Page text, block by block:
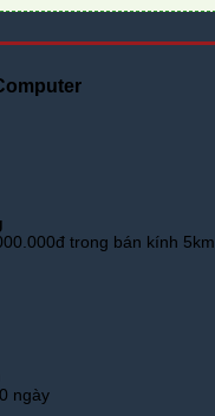
trong bán kính 5km
ngày